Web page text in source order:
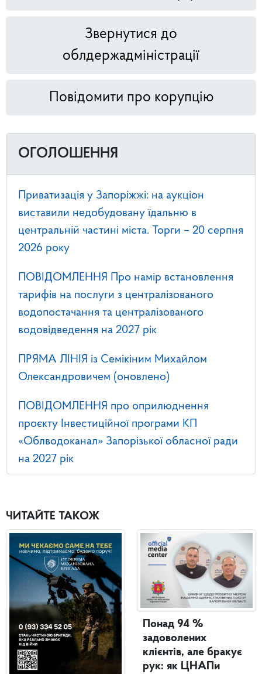
Звернутися до
облдержадміністрації
Повідомити про корупцію
ОГОЛОШЕННЯ
Приватизація у Запоріжжі: на аукціон
виставили недобудовану їдальню в
центральній частині міста. Торги – 20 серпня
2026 року
ПОВІДОМЛЕННЯ Про намір встановлення
тарифів на послуги з централізованого
водопостачання та централізованого
водовідведення на 2027 рік
ПРЯМА ЛІНІЯ із Семікіним Михайлом
Олександровичем (оновлено)
ПОВІДОМЛЕННЯ про оприлюднення
проєкту Інвестиційної програми КП
«Облводоканал» Запорізької обласної ради
на 2027 рік
ЧИТАЙТЕ ТАКОЖ
Понад 94 %
задоволених
клієнтів, але бракує
рук: як ЦНАПи